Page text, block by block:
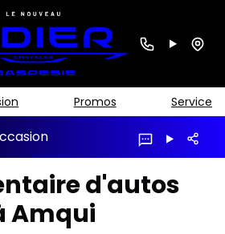
Promos Service
d'autos
Amqui